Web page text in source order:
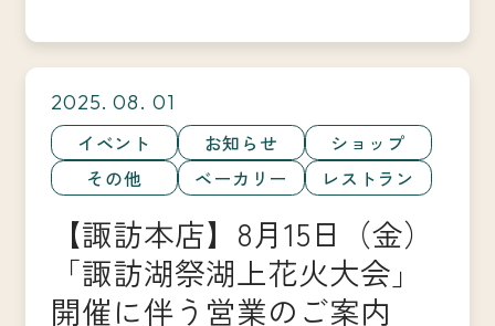
2025. 08. 01
イベント お知らせ
ショップ
その他
ベーカリー レストラン
【諏訪本店】8月15日（金）
「諏訪湖祭湖上花火大会」
開催に伴う営業のご案内